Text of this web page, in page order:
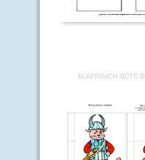
KLAPPBUCH-BOTE-